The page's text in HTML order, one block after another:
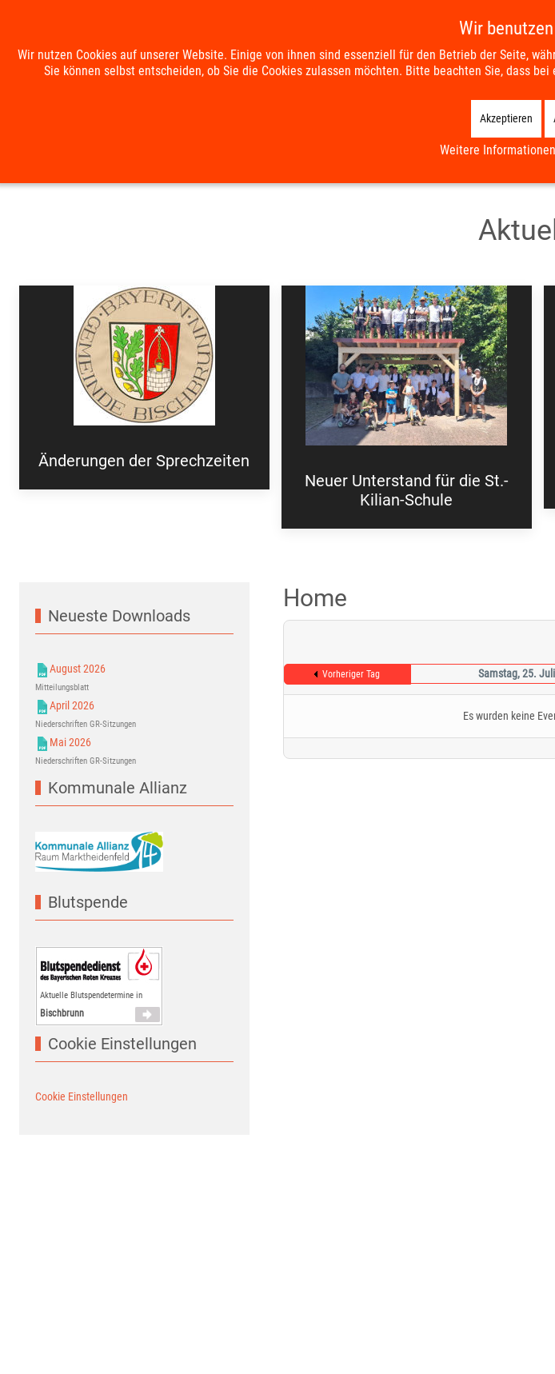
HOME DIE GEMEINDE RATHAUS & BÜRGERSERVICE BILDUNG & SOZIALES
Änderungen der Sprechzeiten
Neuer Unterstand für die St.-
Kilian-Schule
Neueste Downloads
August 2026
Mitteilungsblatt
April 2026
Niederschriften GR-Sitzungen
Mai 2026
Niederschriften GR-Sitzungen
Kommunale Allianz
Blutspende
Aktuelle Blutspendetermine in
Bischbrunn
Cookie Einstellungen
Cookie Einstellungen
Home
Vorheriger Tag Samstag, 25.
Es wurden keine
Wir
Wir nutzen Cookies auf unserer Website. Einige von ihnen sind essenziell für den Betrieb der Seite,
Sie können selbst entscheiden, ob Sie die Cookies zulassen möchten. Bitte beachten Sie, dass
Akzeptieren
Weitere Informationen